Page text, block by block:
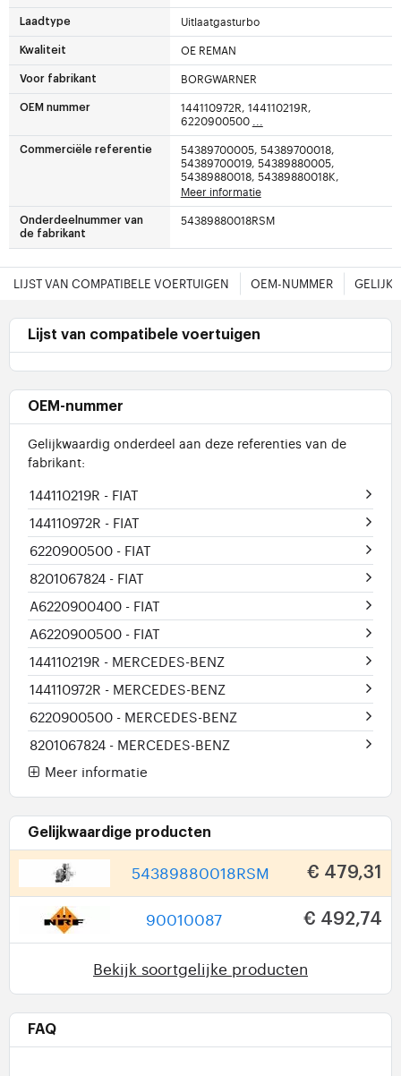
Laadtype Uitlaatgasturbo
Kwaliteit OE REMAN
Voor fabrikant BORGWARNER
OEM nummer
144110972R, 144110219R,
6220900500 ...
Commerciële referentie
54389700005, 54389700018,
54389700019, 54389880005,
54389880018, 54389880018K,
Meer informatie
Onderdeelnummer van
de fabrikant
54389880018RSM
LIJST VAN COMPATIBELE VOERTUIGEN OEM-NUMMER
Lijst van compatibele voertuigen
OEM-nummer
Gelijkwaardig onderdeel aan deze referenties van de
fabrikant:
144110219R - FIAT
144110972R - FIAT
6220900500 - FIAT
8201067824 - FIAT
A6220900400 - FIAT
A6220900500 - FIAT
144110219R - MERCEDES-BENZ
144110972R - MERCEDES-BENZ
6220900500 - MERCEDES-BENZ
8201067824 - MERCEDES-BENZ
Meer informatie
Gelijkwaardige producten
54389880018RSM € 479,31
90010087 € 492,74
Bekijk soortgelijke producten
FAQ